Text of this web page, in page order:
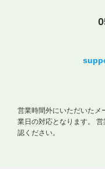
営業時間外にいただいたメ
業日の対応となります。
営
認ください。